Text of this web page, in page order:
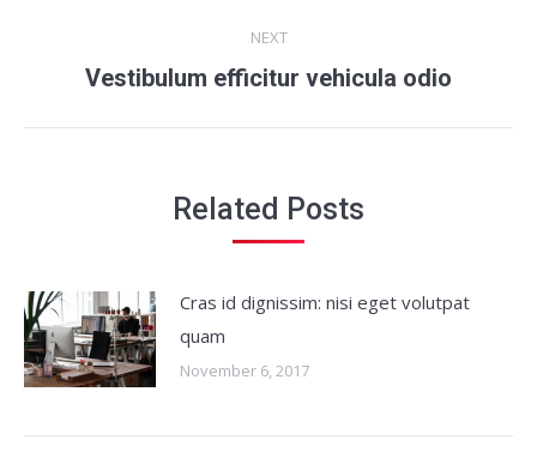
NEXT
Next
Vestibulum efficitur vehicula odio
Related Posts
Cras id dignissim: nisi eget volutpat
quam
November 6, 2017